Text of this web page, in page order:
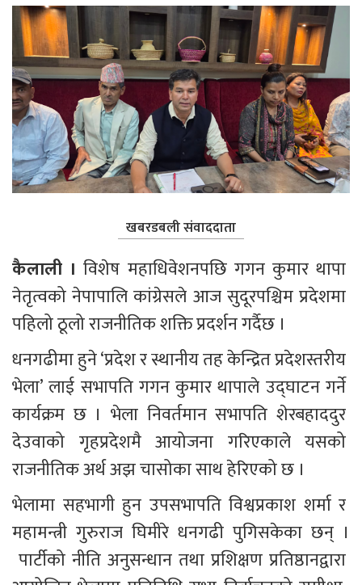
खबरडबली संवाददाता
कैलाली । विशेष महाधिवेशनपछि गगन कुमार थापा
नेतृत्वको नेपापालि कांग्रेसले आज सुदूरपश्चिम प्रदेशमा
पहिलो ठूलो राजनीतिक शक्ति प्रदर्शन गर्दैछ ।
धनगढीमा हुने ‘प्रदेश र स्थानीय तह केन्द्रित प्रदेशस्तरीय
भेला’ लाई सभापति गगन कुमार थापाले उद्घाटन गर्ने
कार्यक्रम छ । भेला निवर्तमान सभापति शेरबहाददुर
देउवाको गृहप्रदेशमै आयोजना गरिएकाले यसको
राजनीतिक अर्थ अझ चासोका साथ हेरिएको छ ।
भेलामा सहभागी हुन उपसभापति विश्वप्रकाश शर्मा र
महामन्त्री गुरुराज घिमीरे धनगढी पुगिसकेका छन् ।
पार्टीको नीति अनुसन्धान तथा प्रशिक्षण प्रतिष्ठानद्वारा